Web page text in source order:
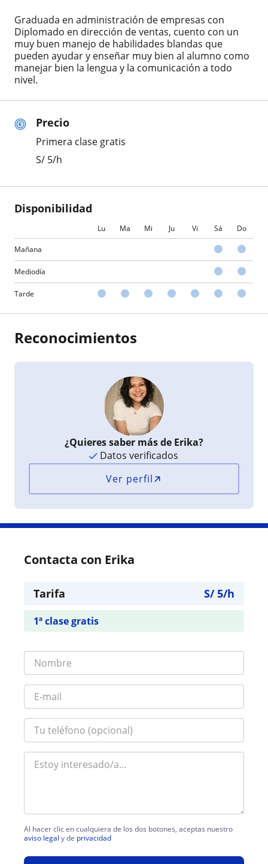
Precio
Primera clase gratis
S/ 5/h
Disponibilidad
Lu Ma Mi Ju Vi Sá Do
Mañana
Mediodía
Tarde
Graduada en administración de empresas con
Diplomado en dirección de ventas, cuento con un
muy buen manejo de habilidades blandas que
pueden ayudar y enseñar muy bien al alumno como
manejar bien la lengua y la comunicación a todo
nivel.
Reconocimientos
¿Quieres saber más de Erika?
Datos verificados
Ver perfil
Contacta con Erika
Tarifa S/5/h
1ª clase gratis
Al hacer clic en cualquiera de los dos botones, aceptas nuestro
aviso legal y de privacidad